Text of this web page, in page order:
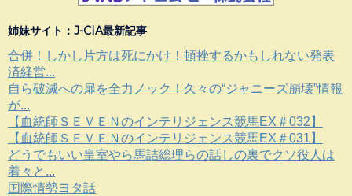
姉妹サイト：J-CIA最新記事
合併！しかし片方は死にかけ！頓挫するかもしれない発表
済経営...
自ら破滅への扉を全力ノック！久々の“ジャニーズ崩壊”情報
が...
【血統師ＳＥＶＥＮのインテリジェンス競馬EX＃032】
【血統師ＳＥＶＥＮのインテリジェンス競馬EX＃031】
どうでもいい皇室やら馬詰総理らの話しの裏でクソ役人は
着々と...
国際情勢ヨタ話